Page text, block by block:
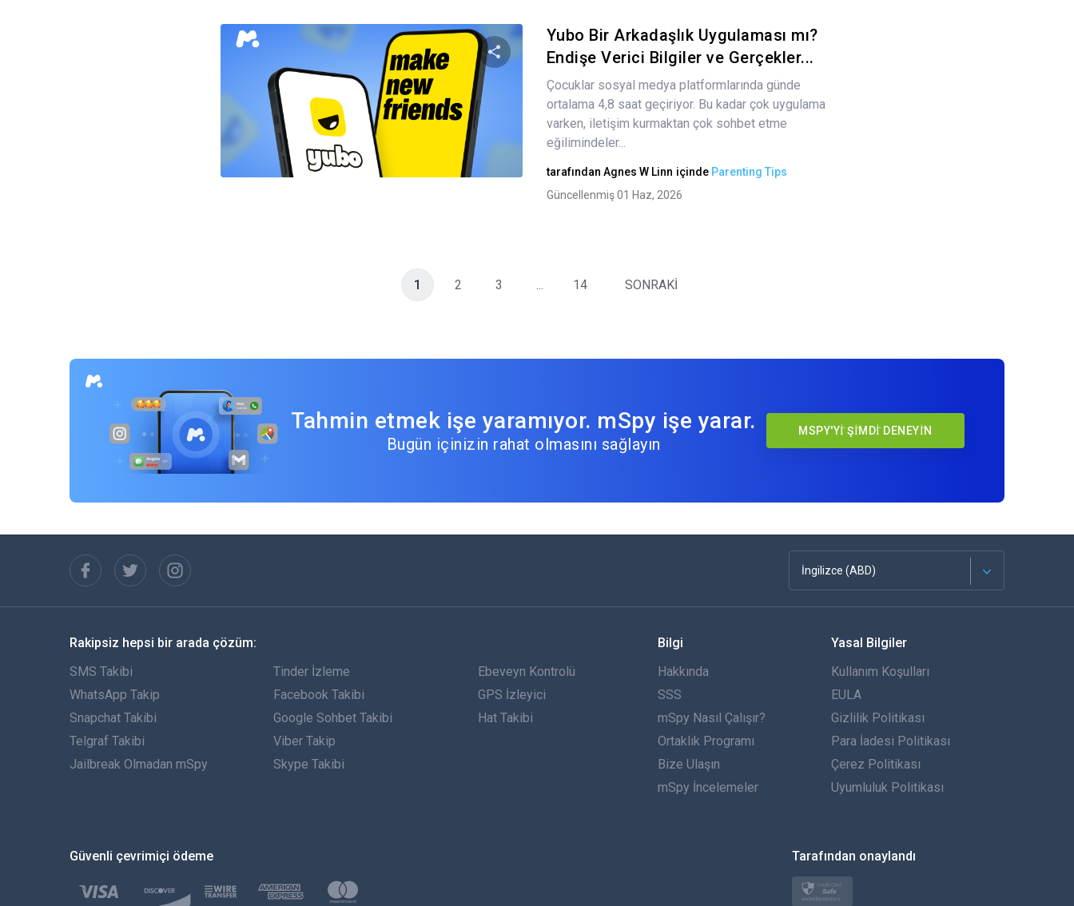
Bu makaleyi paylaş
Yubo Bir Arkadaşlık Uygulaması mı?
Endişe Verici Bilgiler ve Gerçekler...
Çocuklar sosyal medya platformlarında günde
ortalama 4,8 saat geçiriyor. Bu kadar çok uygulama
varken, iletişim kurmaktan çok sohbet etme
eğilimindeler...
tarafından Agnes W Linn içinde Parenting Tips
Güncellenmiş 01 Haz, 2026
1 2 3 ... 14 SONRAKİ
Tahmin etmek işe yaramıyor. mSpy işe yarar.
Bugün içinizin rahat olmasını sağlayın
MSPY'Yİ ŞİMDİ DENEYİN
İngilizce (ABD)
Français
Español
Português
İtalyan
Türkçe
Rakipsiz hepsi bir arada çözüm:
SMS Takibi
WhatsApp Takip
Snapchat Takibi
Telgraf Takibi
Jailbreak Olmadan mSpy
Tinder İzleme
Facebook Takibi
Google Sohbet Takibi
Viber Takip
Skype Takibi
Ebeveyn Kontrolü
GPS İzleyici
Hat Takibi
Bilgi
Hakkında
SSS
mSpy Nasıl Çalışır?
Ortaklık Programı
Bize Ulaşın
mSpy İncelemeler
Yasal Bilgiler
Kullanım Koşulları
EULA
Gizlilik Politikası
Para İadesi Politikası
Çerez Politikası
Uyumluluk Politikası
Güvenli çevrimiçi ödeme Tarafından onaylandı